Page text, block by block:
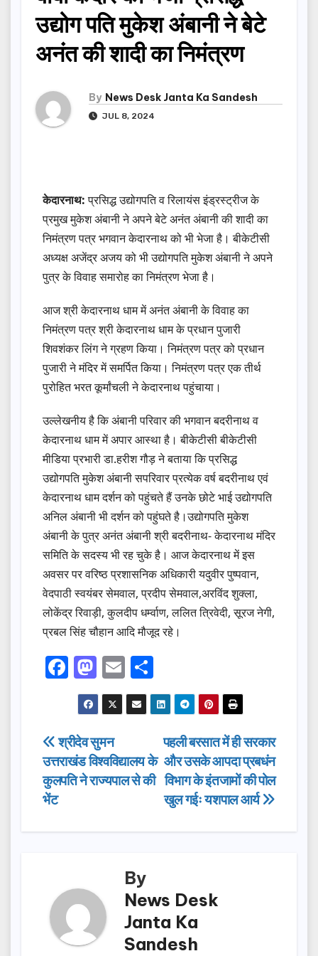
उद्योग पति मुकेश अंबानी ने बेटे
अनंत की शादी का निमंत्रण
By News Desk Janta Ka Sandesh
JUL 8, 2024
केदारनाथ:प्रसिद्ध उद्योगपति व रिलायंस इंड्रस्ट्रीज के
प्रमुख मुकेश अंबानी ने अपने बेटे अनंत अंबानी की शादी का
निमंत्रण पत्र भगवान केदारनाथ को भी भेजा है। बीकेटीसी
अध्यक्ष अजेंद्र अजय को भी उद्योगपति मुकेश अंबानी ने अपने
पुत्र के विवाह समारोह का निमंत्रण भेजा है।
आज श्री केदारनाथ धाम में अनंत अंबानी के विवाह का
निमंत्रण पत्र श्री केदारनाथ धाम के प्रधान पुजारी
शिवशंकर लिंग ने ग्रहण किया। निमंत्रण पत्र को प्रधान
पुजारी ने मंदिर में समर्पित किया। निमंत्रण पत्र एक तीर्थ
पुरोहित भरत कूर्मांचली ने केदारनाथ पहुंचाया।
उल्लेखनीय है कि अंबानी परिवार की भगवान बदरीनाथ व
केदारनाथ धाम में अपार आस्था है। बीकेटीसी बीकेटीसी
मीडिया प्रभारी डा.हरीश गौड़ ने बताया कि प्रसिद्ध
उद्योगपति मुकेश अंबानी सपरिवार प्रत्येक वर्ष बदरीनाथ एवं
केदारनाथ धाम दर्शन को पहुंचते हैं उनके छोटे भाई उद्योगपति
अनिल अंबानी भी दर्शन को पहुंघते है।उद्योगपति मुकेश
अंबानी के पुत्र अनंत अंबानी श्री बदरीनाथ- केदारनाथ मंदिर
समिति के सदस्य भी रह चुके है। आज केदारनाथ में इस
अवसर पर वरिष्ठ प्रशासनिक अधिकारी यदुवीर पुष्पवान,
वेदपाठी स्वयंबर सेमवाल, प्रदीप सेमवाल,अरविंद शुक्ला,
लोकेंद्र रिवाड़ी, कुलदीप धर्म्वाण, ललित त्रिवेदी, सूरज नेगी,
प्रबल सिंह चौहान आदि मौजूद रहे।
F
a
c
e
b
o
k
M
a
st
o
d
o
E
m
ail
h
ar
e
Post
navigation
पहली बरसात में ही सरकार
और उसके आपदा प्रबधंन
विभाग के इंतजामों की पोल
खुल गईः यशपाल आर्य
श्रीदेव सुमन
उत्तराखंड विश्वविद्यालय के
कुलपति ने राज्यपाल से की
भेंट
By
News Desk
Janta Ka
Sandesh